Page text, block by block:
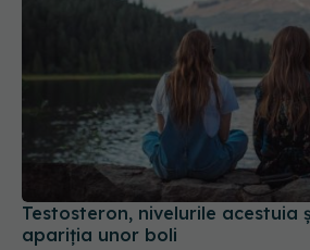
Testosteron, nivelurile acestuia
apariția unor boli